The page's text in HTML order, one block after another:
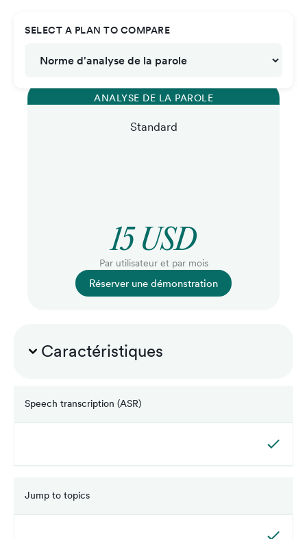
SELECT A PLAN TO COMPARE
ANALYSE DE LA PAROLE
Standard
15 USD
Par utilisateur et par mois
Réserver une démonstration
Caractéristiques
Speech transcription (ASR)
Jump to topics